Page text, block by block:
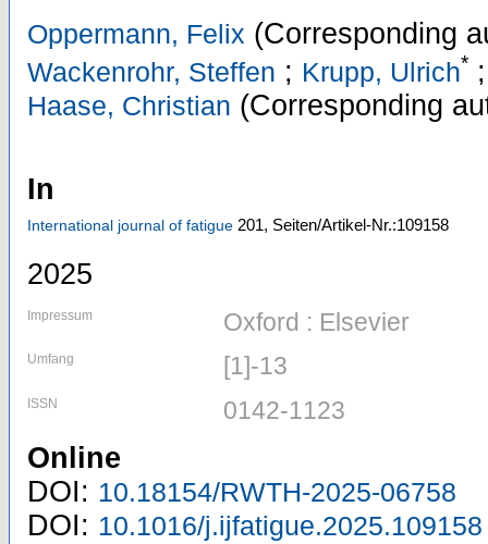
Oppermann, Felix (Corresponding
Wackenrohr, Steffen ; Krupp, Ulrich*
Haase, Christian (Corresponding
In
International journal of fatigue 201, Seiten/Artikel-Nr.:109158
2025
Impressum Oxford : Elsevier
Umfang [1]-13
ISSN 0142-1123
Online
DOI: 10.18154/RWTH-2025-06758
DOI: 10.1016/j.ijfatigue.2025.109158